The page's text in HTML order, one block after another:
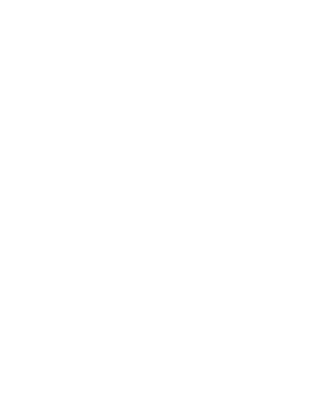
El alcalde, José Luis Sanz,
composición de la Junta de
configuración de las áreas
afecta a la antigua décima
de Educación, Juventud,
Este nuevo departamento